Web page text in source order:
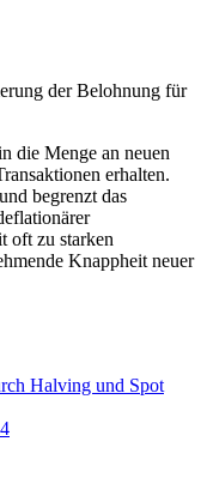
der Belohnung für
die Menge an neuen
erhalten.
begrenzt das
oft zu starken
Knappheit neuer
Halving und Spot